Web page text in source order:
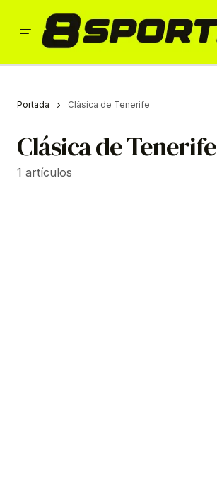
Portada Clásica de Tenerife
Clásica de Tenerife
1 artículos